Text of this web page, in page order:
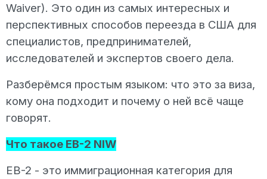
Waiver). Это один из самых интересных и
перспективных способов переезда в США для
специалистов, предпринимателей,
исследователей и экспертов своего дела.
Разберёмся простым языком: что это за виза,
кому она подходит и почему о ней всё чаще
говорят.
Что такое EB-2 NIW
EB-2 - это иммиграционная категория для